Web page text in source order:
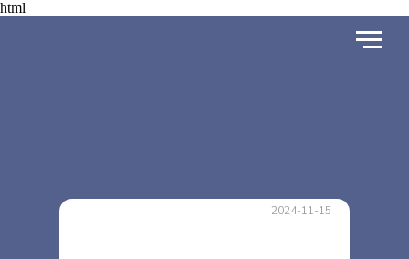
html
2024-11-15